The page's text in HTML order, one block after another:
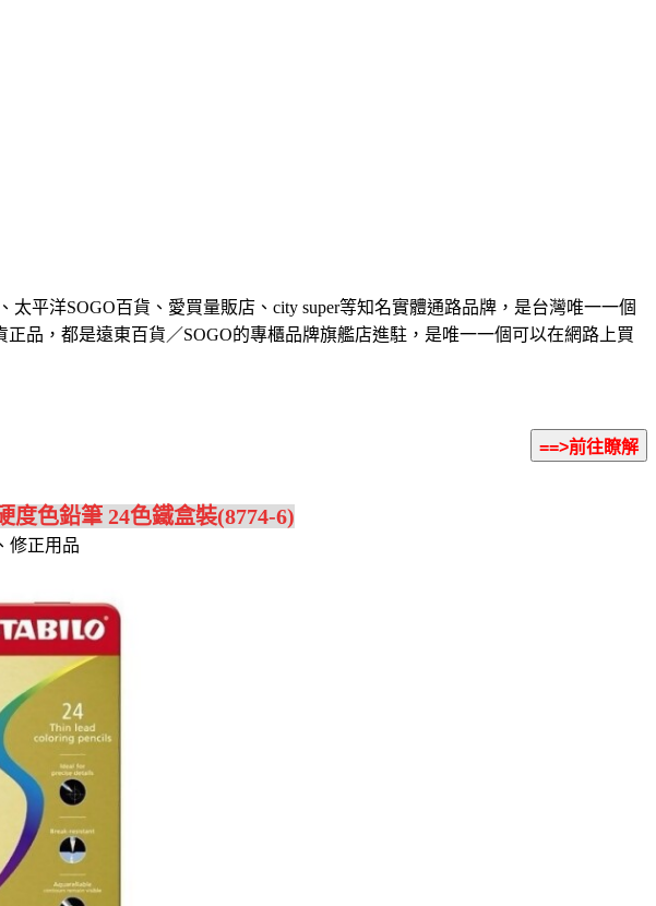
平洋SOGO百貨、愛買量販店、city super等知名實體通路品牌，是台灣唯一一個
品，都是遠東百貨／SOGO的專櫃品牌旗艦店進駐，是唯一一個可以在網路上買
度色鉛筆 24色鐵盒裝(8774-6)
修正用品